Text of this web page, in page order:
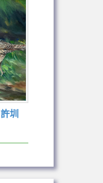
圳